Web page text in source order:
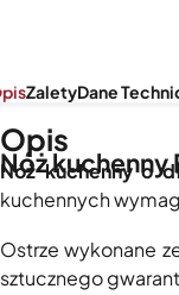
Nóż
ZaletyDane
Opis
Nóż kuchenny o
kuchennych
Ostrze wykonane
sztucznego